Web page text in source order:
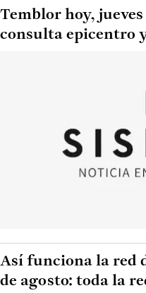
Temblor hoy,
consulta epicentro
Así funciona la red
de agosto: toda la